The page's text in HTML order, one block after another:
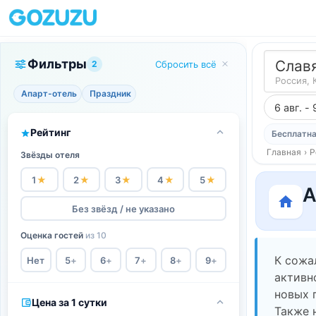
Фильтры 2 Сбросить всё
Апарт-отель Праздник
Рейтинг
Звёзды отеля
1★ 2★ 3★ 4★ 5★
Без звёзд / не указано
Оценка гостей из 10
Нет 5+ 6+ 7+ 8+ 9+
Цена за 1 сутки
Россия,
6 авг. -
Главная ›
К
новых
Также